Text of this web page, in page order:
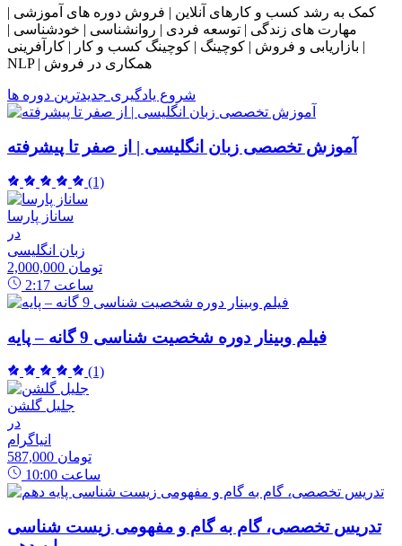
کمک به رشد کسب و کارهای آنلاین | فروش دوره های آموزشی |
مهارت های زندگی | توسعه فردی | روانشناسی | خودشناسی |
بازاریابی و فروش | کوچینگ | کوچینگ کسب و کار | کارآفرینی |
NLP | همکاری در فروش
شروع یادگیری جدیدترین دوره ها
آموزش تخصصی زبان انگلیسی | از صفر تا پیشرفته
(1)
ساناز پارسا
در
زبان انگلیسی
2,000,000 تومان
2:17 ساعت
فیلم وبینار دوره شخصیت شناسی 9 گانه – پایه
(1)
جلیل گلشن
در
انیاگرام
587,000 تومان
10:00 ساعت
تدریس تخصصی، گام به گام و مفهومی زیست شناسی